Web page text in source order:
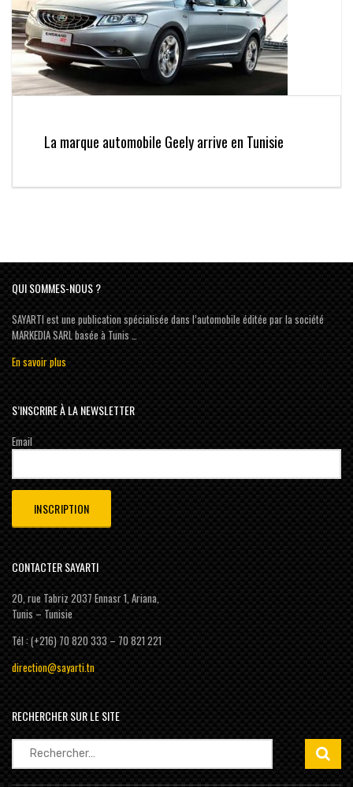
La marque automobile Geely arrive en Tunisie
QUI SOMMES-NOUS ?
SAYARTI est une publication spécialisée dans l’automobile éditée par la société
MARKEDIA SARL basée à Tunis …
En savoir plus
S’INSCRIRE À LA NEWSLETTER
Email
CONTACTER SAYARTI
20, rue Tabriz 2037 Ennasr 1, Ariana,
Tunis – Tunisie
Tél : (+216) 70 820 333 – 70 821 221
direction@sayarti.tn
RECHERCHER SUR LE SITE
Rechercher :